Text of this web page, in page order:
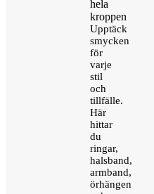
hela
kroppen
Upptäck
smycken
för
varje
stil
och
tillfälle.
Här
hittar
du
ringar,
halsband,
armband,
örhängen